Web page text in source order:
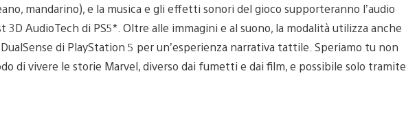
mandarino), e la musica e gli effetti sonori del gioco supporteranno l’audio
3D AudioTech di PS5*. Oltre alle immagini e al suono, la modalità utilizza anche
di PlayStation 5 per un’esperienza narrativa tattile. Speriamo tu non
di vivere le storie Marvel, diverso dai fumetti e dai film, e possibile solo tramite